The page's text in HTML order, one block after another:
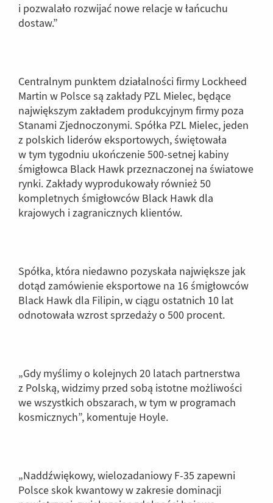
i pozwalało rozwijać nowe relacje w łańcuchu
dostaw.”
Centralnym punktem działalności firmy Lockheed
Martin w Polsce są zakłady PZL Mielec, będące
największym zakładem produkcyjnym firmy poza
Stanami Zjednoczonymi. Spółka PZL Mielec, jeden
z polskich liderów eksportowych, świętowała
w tym tygodniu ukończenie 500-setnej kabiny
śmigłowca Black Hawk przeznaczonej na światowe
rynki. Zakłady wyprodukowały również 50
kompletnych śmigłowców Black Hawk dla
krajowych i zagranicznych klientów.
Spółka, która niedawno pozyskała największe jak
dotąd zamówienie eksportowe na 16 śmigłowców
Black Hawk dla Filipin, w ciągu ostatnich 10 lat
odnotowała wzrost sprzedaży o 500 procent.
„Gdy myślimy o kolejnych 20 latach partnerstwa
z Polską, widzimy przed sobą istotne możliwości
we wszystkich obszarach, w tym w programach
kosmicznych”, komentuje Hoyle.
„Naddźwiękowy, wielozadaniowy F-35 zapewni
Polsce skok kwantowy w zakresie dominacji